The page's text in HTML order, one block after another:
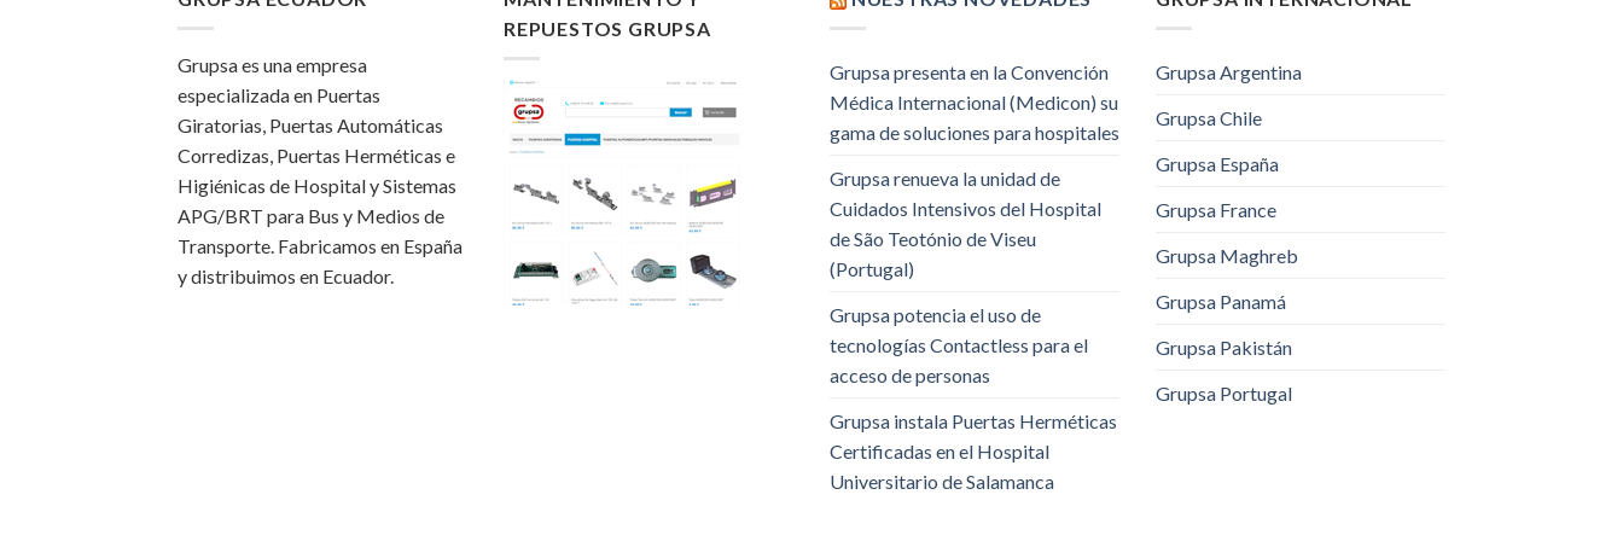
Grupsa es una empresa
especializada en Puertas
Giratorias, Puertas Automáticas
Corredizas, Puertas Herméticas e
Higiénicas de Hospital y Sistemas
APG/BRT para Bus y Medios de
Transporte. Fabricamos en España
y distribuimos en Ecuador.
REPUESTOS GRUPSA
Grupsa presenta en la Convención
Médica Internacional (Medicon) su
gama de soluciones para hospitales
Grupsa renueva la unidad de
Cuidados Intensivos del Hospital
de São Teotónio de Viseu
(Portugal)
Grupsa potencia el uso de
tecnologías Contactless para el
acceso de personas
Grupsa instala Puertas Herméticas
Certificadas en el Hospital
Universitario de Salamanca
Grupsa Argentina
Grupsa Chile
Grupsa España
Grupsa France
Grupsa Maghreb
Grupsa Panamá
Grupsa Pakistán
Grupsa Portugal